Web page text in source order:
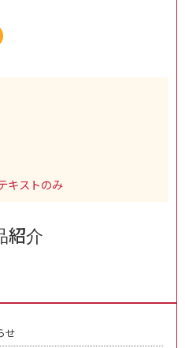
キストのみ
紹介
せ